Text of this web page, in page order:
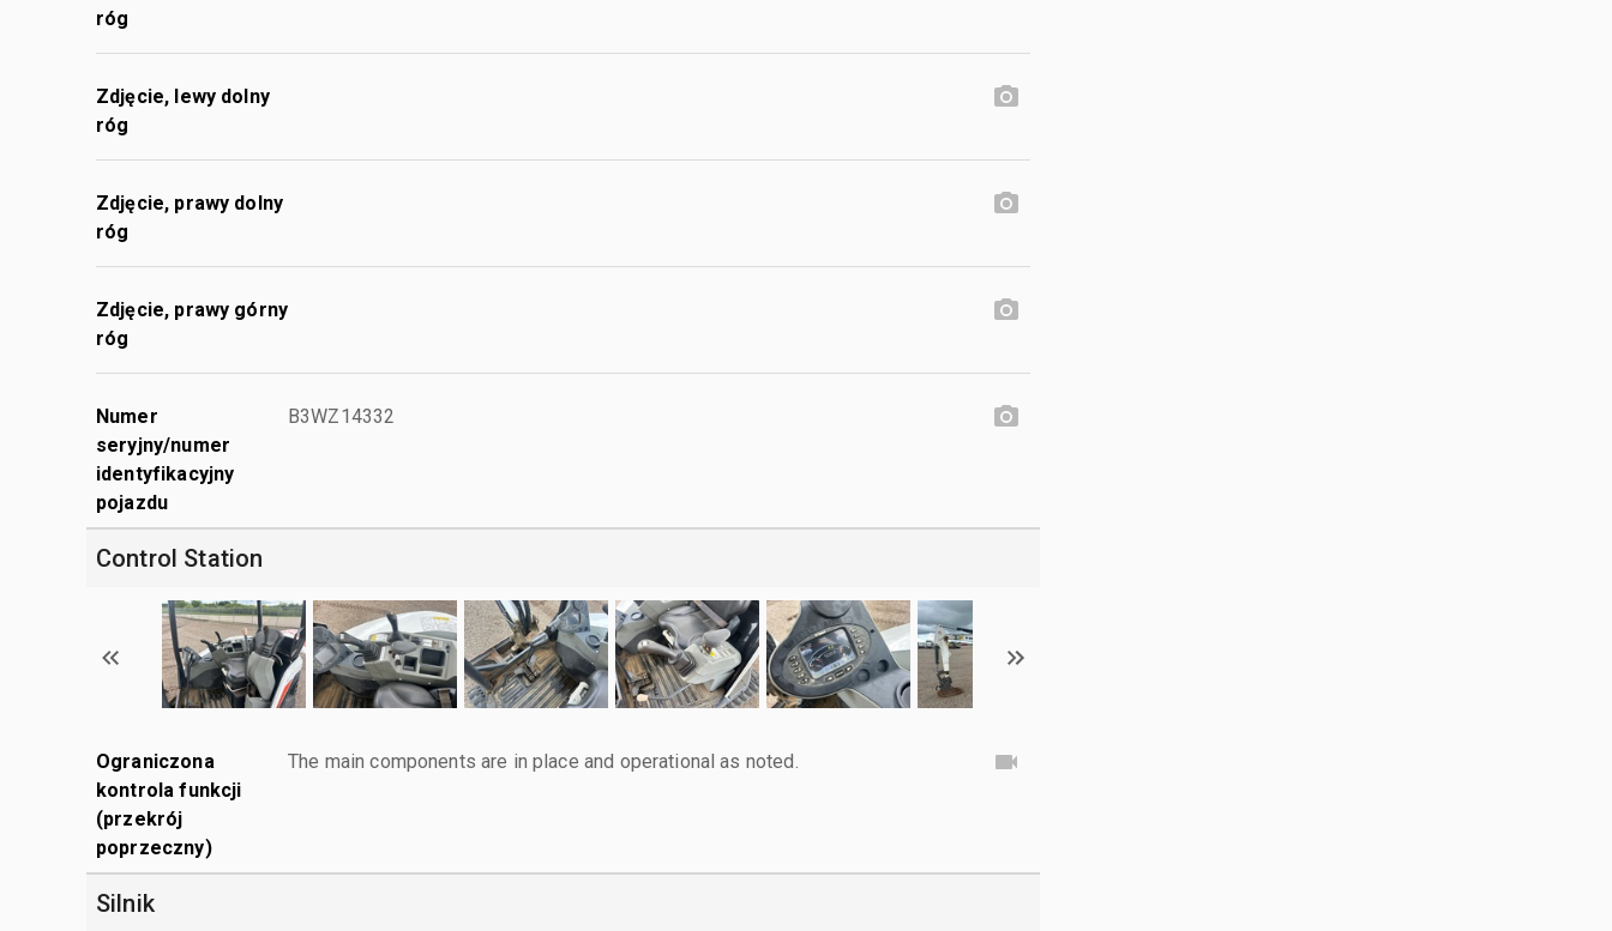
róg
Zdjęcie, lewy dolny
róg
Zdjęcie, prawy dolny
róg
Zdjęcie, prawy górny
róg
Numer
seryjny/numer
identyfikacyjny
pojazdu
B3WZ14332
Control Station
Ograniczona
kontrola funkcji
(przekrój
poprzeczny)
The main components are in place and operational as noted.
Silnik